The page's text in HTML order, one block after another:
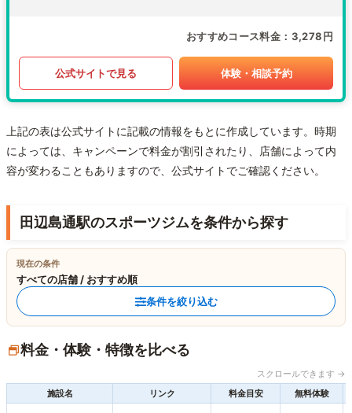
おすすめコース料金 3,278円
公式サイトで見る 体験・相談予約
上記の表は公式サイトに記載の情報をもとに作成しています。時期
によっては、キャンペーンで料金が割引されたり、店舗によって内
容が変わることもありますので、公式サイトでご確認ください。
田辺島通駅のスポーツジムを条件から探す
現在の条件
すべての店舗 / おすすめ順
条件を絞り込む
料金・体験・特徴を比べる
スクロールできます →
施設名
リンク 料金目安 無料体験